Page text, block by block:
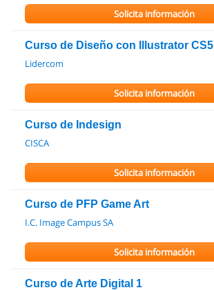
Solicita información
Curso de Diseño con Illustrator CS5
Lidercom
Solicita información
Curso de Indesign
CISCA
Solicita información
Curso de PFP Game Art
I.C. Image Campus SA
Solicita información
Curso de Arte Digital 1